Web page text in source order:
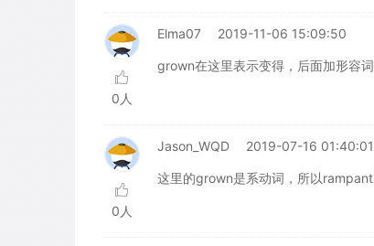
0人
Elma07 2019-11-06 15:09:50
grown在这里表示变得，后面加形容词
0人
Jason_WQD 2019-07-16 01:40:01
这里的grown是系动词，所以